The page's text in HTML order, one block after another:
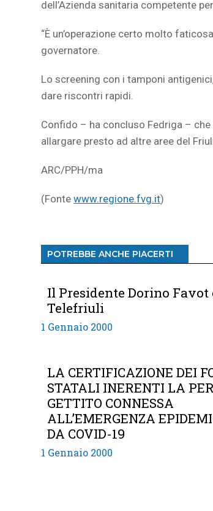
dell’Azienda sanitaria competente
“È un’operazione certo molto
governatore.
Lo screening con i tamponi
dare riscontri rapidi.
Confido – ha concluso Fedriga –
allargare presto ad altre aree del
ARC/PPH/ma
(Fontewww.regione.fvg.it)
POTREBBE ANCHE PIACERTI
Il Presidente Dorino Favot
Telefriuli
1 Gennaio 2000
LA CERTIFICAZIONE DEI
STATALI INERENTI LA
GETTITO CONNESSA
ALL’EMERGENZA
DA COVID-19
1 Gennaio 2000